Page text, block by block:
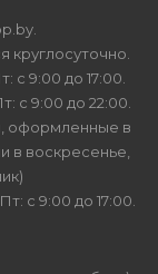
круглосуточно.
с 9:00 до 17:00.
с 9:00 до 22:00.
оформленные в
в воскресенье,
с 9:00 до 17:00.